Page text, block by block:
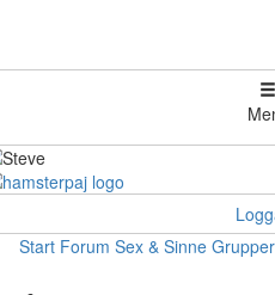
Start Forum Sex & Sinne Grupper